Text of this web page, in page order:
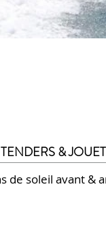
TENDERS &
de soleil avant &